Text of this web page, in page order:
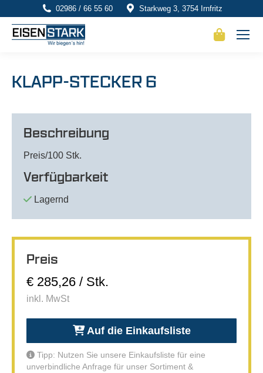
02986 / 66 55 60 Starkweg 3, 3754 Irnfritz
KLAPP-STECKER 6
Beschreibung
Preis/100 Stk.
Verfügbarkeit
Lagernd
Preis
€ 285,26 / Stk.
inkl. MwSt
Auf die Einkaufsliste
Tipp: Nutzen Sie unsere Einkaufsliste für eine
unverbindliche Anfrage für unser Sortiment &